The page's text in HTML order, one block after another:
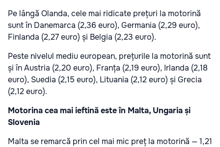
Pe lângă Olanda, cele mai ridicate prețuri la motorină
sunt în Danemarca (2,36 euro), Germania (2,29 euro),
Finlanda (2,27 euro) și Belgia (2,23 euro).
Peste nivelul mediu european, prețurile la motorină sunt
și în Austria (2,20 euro), Franța (2,19 euro), Irlanda (2,18
euro), Suedia (2,15 euro), Lituania (2,12 euro) și Grecia
(2,12 euro).
Motorina cea mai ieftină este în Malta, Ungaria și
Slovenia
Malta se remarcă prin cel mai mic preț la motorină — 1,21